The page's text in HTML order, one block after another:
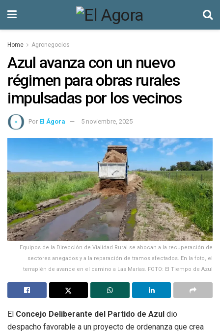
Home Agronegocios
Azul avanza con un nuevo
régimen para obras rurales
impulsadas por los vecinos
Por El Ágora 5 noviembre, 2025
Equipos de la Dirección de Vialidad Rural se abocan a la recuperación de
sectores anegados y a la reparación de tramos afectados. En la foto, el
terraplén de avance en el camino a Las Marías. FOTO: El Tiempo de Azul
El Concejo Deliberante del Partido de Azul dio
despacho favorable a un proyecto de ordenanza que crea